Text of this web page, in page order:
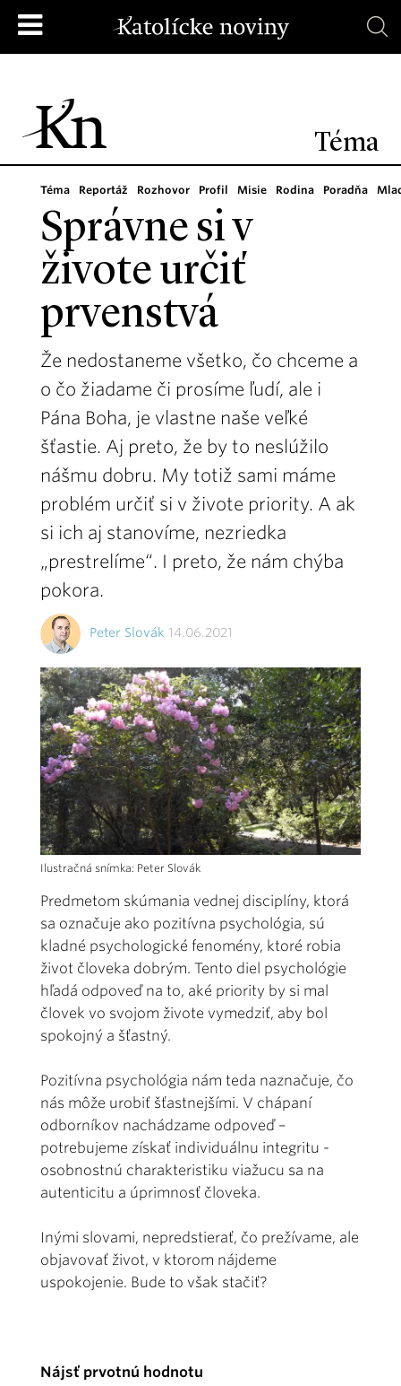
Téma
Téma Reportáž Rozhovor Profil Misie Rodina Poradňa
Správne si v
živote určiť
prvenstvá
Že nedostaneme všetko, čo chceme a
o čo žiadame či prosíme ľudí, ale i
Pána Boha, je vlastne naše veľké
šťastie. Aj preto, že by to neslúžilo
nášmu dobru. My totiž sami máme
problém určiť si v živote priority. A ak
si ich aj stanovíme, nezriedka
„prestrelíme“. I preto, že nám chýba
pokora.
Peter Slovák 14.06.2021
Ilustračná snímka: Peter Slovák
Predmetom skúmania vednej disciplíny, ktorá
sa označuje ako pozitívna psychológia, sú
kladné psychologické fenomény, ktoré robia
život človeka dobrým. Tento diel psychológie
hľadá odpoveď na to, aké priority by si mal
človek vo svojom živote vymedziť, aby bol
spokojný a šťastný.
Pozitívna psychológia nám teda naznačuje, čo
nás môže urobiť šťastnejšími. V chápaní
odborníkov nachádzame odpoveď –
potrebujeme získať individuálnu integritu -
osobnostnú charakteristiku viažucu sa na
autenticitu a úprimnosť človeka.
Inými slovami, nepredstierať, čo prežívame, ale
objavovať život, v ktorom nájdeme
uspokojenie. Bude to však stačiť?
Nájsť prvotnú hodnotu